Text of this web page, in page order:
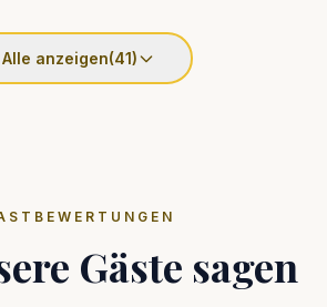
Alle anzeigen(41)
Gäste sagen